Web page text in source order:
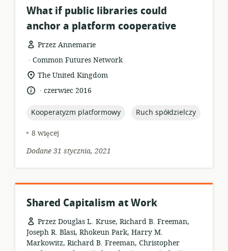
What if public libraries could
anchor a platform cooperative
Przez Annemarie
format
zasobów:
.
wydawca:
Common Futures Network
istotna
lokalizacja:
The United Kingdom
język:
.
dataczerwiec 2016
topic:
Kooperatyzm platformowy topic:
Ruch spółdzielczy
+ 8 więcej
Dodane 31 stycznia, 2021
Shared Capitalism at Work
Przez Douglas L. Kruse, Richard B. Freeman,
Joseph R. Blasi, Rhokeun Park, Harry M.
Markowitz, Richard B. Freeman, Christopher